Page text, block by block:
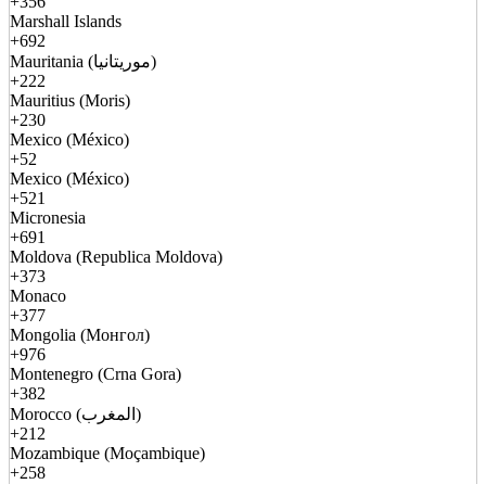
Marshall Islands
+692
Mauritania (موريتانيا)
+222
Mauritius (Moris)
+230
Mexico (México)
+52
Mexico (México)
+521
Micronesia
+691
Moldova (Republica Moldova)
+373
Monaco
+377
Mongolia (Монгол)
+976
Montenegro (Crna Gora)
+382
Morocco (المغرب)
+212
Mozambique (Moçambique)
+258